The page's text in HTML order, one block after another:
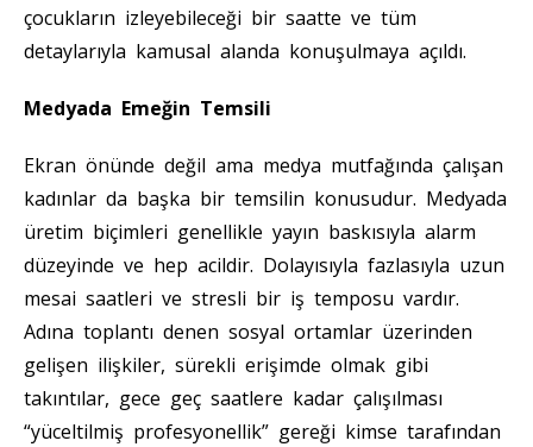
çocukların izleyebileceği bir saatte ve tüm
detaylarıyla kamusal alanda konuşulmaya açıldı.
Medyada Emeğin Temsili
Ekran önünde değil ama medya mutfağında çalışan
kadınlar da başka bir temsilin konusudur. Medyada
üretim biçimleri genellikle yayın baskısıyla alarm
düzeyinde ve hep acildir. Dolayısıyla fazlasıyla uzun
mesai saatleri ve stresli bir iş temposu vardır.
Adına toplantı denen sosyal ortamlar üzerinden
gelişen ilişkiler, sürekli erişimde olmak gibi
takıntılar, gece geç saatlere kadar çalışılması
“yüceltilmiş profesyonellik” gereği kimse tarafından